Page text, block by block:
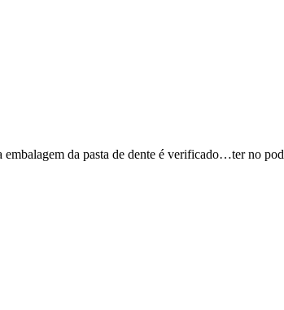
da pasta de dente é verificado…ter no